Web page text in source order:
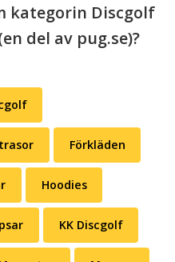
kategorin Discgolf
del av pug.se)?
Förkläden
Hoodies
KK Discgolf